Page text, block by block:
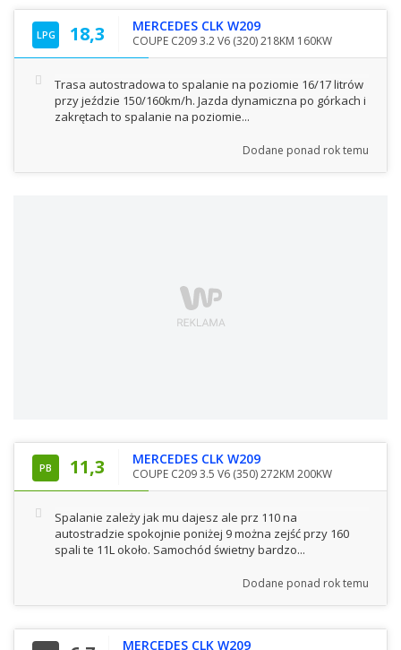
LPG 18,3 MERCEDES CLK W209
COUPE C209 3.2 V6 (320) 218KM 160KW
Trasa autostradowa to spalanie na poziomie 16/17 litrów
przy jeździe 150/160km/h. Jazda dynamiczna po górkach i
zakrętach to spalanie na poziomie...
Dodane ponad rok temu
PB 11,3 MERCEDES CLK W209
COUPE C209 3.5 V6 (350) 272KM 200KW
Spalanie zależy jak mu dajesz ale prz 110 na
autostradzie spokojnie poniżej 9 można zejść przy 160
spali te 11L około. Samochód świetny bardzo...
Dodane ponad rok temu
MERCEDES CLK W209